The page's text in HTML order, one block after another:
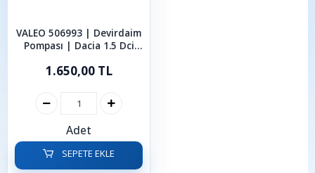
VALEO 506993 | Devirdaim
Pompası | Dacia 1.5 Dci
Logan Sandero 2005 -
1.650,00 TL
Adet
SEPETE EKLE